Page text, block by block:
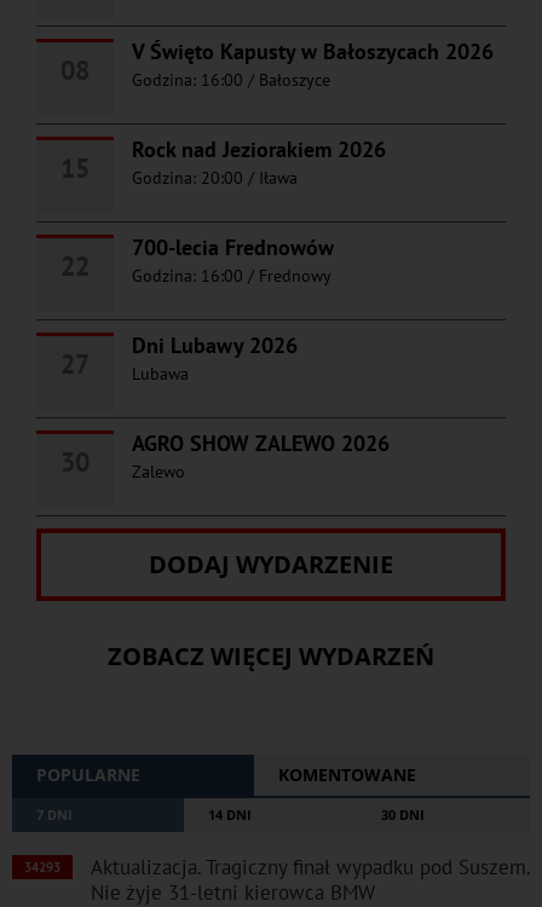
V Święto Kapusty w Bałoszycach 2026
Godzina: 16:00 / Bałoszyce
Rock nad Jeziorakiem 2026
Godzina: 20:00 / Iława
700-lecia Frednowów
Godzina: 16:00 / Frednowy
Dni Lubawy 2026
Lubawa
AGRO SHOW ZALEWO 2026
Zalewo
DODAJ WYDARZENIE
ZOBACZ WIĘCEJ WYDARZEŃ
POPULARNE KOMENTOWANE
7 DNI 14 DNI 30 DNI
34293
Aktualizacja. Tragiczny finał wypadku pod Suszem.
Nie żyje 31-letni kierowca BMW